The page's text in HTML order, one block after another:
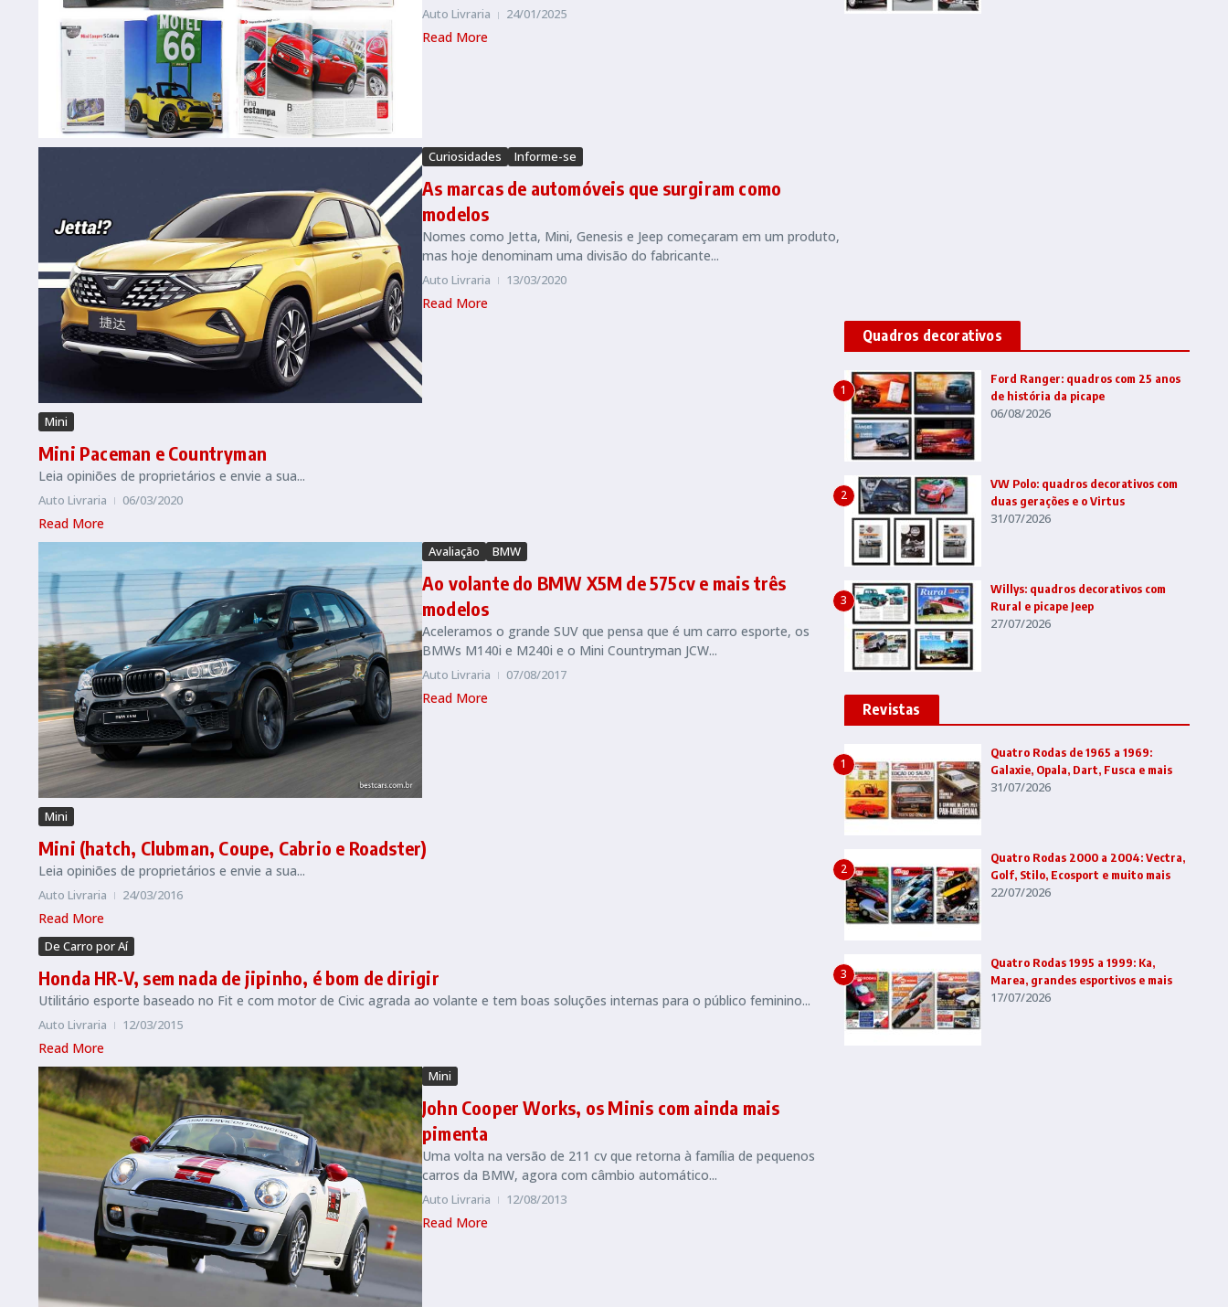
Auto Livraria 24/01/2025
Read More
Curiosidades Informe-se
As marcas de automóveis que surgiram como
modelos
Nomes como Jetta, Mini, Genesis e Jeep começaram em um produto,
mas hoje denominam uma divisão do fabricante...
Auto Livraria 13/03/2020
Read More
Mini
Mini Paceman e Countryman
Leia opiniões de proprietários e envie a sua...
Auto Livraria 06/03/2020
Read More
Avaliação BMW
Ao volante do BMW X5M de 575cv e mais três
modelos
Aceleramos o grande SUV que pensa que é um carro esporte, os
BMWs M140i e M240i e o Mini Countryman JCW...
Auto Livraria 07/08/2017
Read More
Mini
Mini (hatch, Clubman, Coupe, Cabrio e Roadster)
Leia opiniões de proprietários e envie a sua...
Auto Livraria 24/03/2016
Read More
De Carro por Aí
Honda HR-V, sem nada de jipinho, é bom de dirigir
Utilitário esporte baseado no Fit e com motor de Civic agrada ao volante e tem boas soluções internas para o público feminino...
Auto Livraria 12/03/2015
Read More
Mini
John Cooper Works, os Minis com ainda mais
pimenta
Uma volta na versão de 211 cv que retorna à família de pequenos
carros da BMW, agora com câmbio automático...
Auto Livraria 12/08/2013
Read More
Quadros decorativos
1
Ford Ranger: quadros com 25 anos
de história da picape
06/08/2026
2
VW Polo: quadros decorativos com
duas gerações e o Virtus
31/07/2026
3
Willys: quadros decorativos com
Rural e picape Jeep
27/07/2026
Revistas
1
Quatro Rodas de 1965 a 1969:
Galaxie, Opala, Dart, Fusca e mais
31/07/2026
2
Quatro Rodas 2000 a 2004: Vectra,
Golf, Stilo, Ecosport e muito mais
22/07/2026
3
Quatro Rodas 1995 a 1999: Ka,
Marea, grandes esportivos e mais
17/07/2026